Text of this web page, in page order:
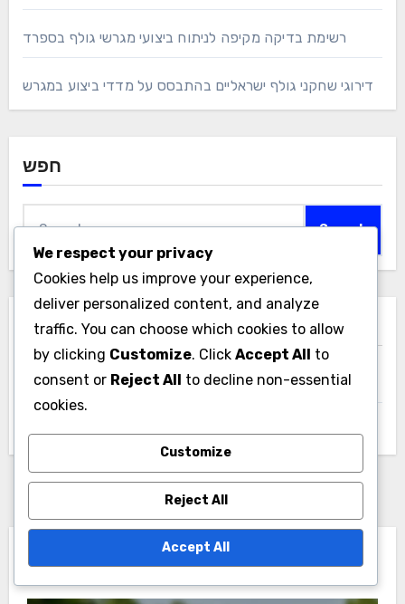
רשימת בדיקה מקיפה לניתוח ביצועי מגרשי גולף בספרד
דירוגי שחקני גולף ישראליים בהתבסס על מדדי ביצוע במגרש
חפש
ארכיונים
December 2025
November 2025
You Missed
We respect your privacy
Cookies help us improve your experience,
deliver personalized content, and analyze
traffic. You can choose which cookies to allow
by clicking Customize. Click Accept All to
consent or Reject All to decline non-essential
cookies.
Customize
Reject All
Accept All